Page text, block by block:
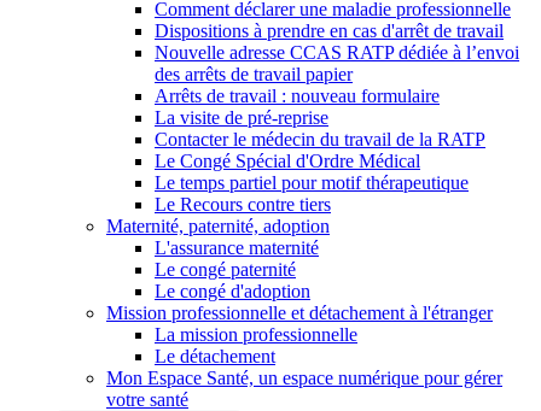
Comment déclarer une maladie professionnelle
Dispositions à prendre en cas d'arrêt de travail
Nouvelle adresse CCAS RATP dédiée à l’envoi
des arrêts de travail papier
Arrêts de travail : nouveau formulaire
La visite de pré-reprise
Contacter le médecin du travail de la RATP
Le Congé Spécial d'Ordre Médical
Le temps partiel pour motif thérapeutique
Le Recours contre tiers
Maternité, paternité, adoption
L'assurance maternité
Le congé paternité
Le congé d'adoption
Mission professionnelle et détachement à l'étranger
La mission professionnelle
Le détachement
Mon Espace Santé, un espace numérique pour gérer
votre santé